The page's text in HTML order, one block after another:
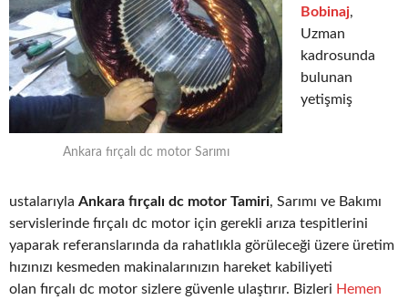
Ankara fırçalı dc motor Sarımı
Bobinaj,
Uzman
kadrosunda
bulunan
yetişmiş
ustalarıyla Ankara fırçalı dc motor Tamiri, Sarımı ve Bakımı
servislerinde fırçalı dc motor için gerekli arıza tespitlerini
yaparak referanslarında da rahatlıkla görüleceği üzere üretim
hızınızı kesmeden makinalarınızın hareket kabiliyeti
olan fırçalı dc motor sizlere güvenle ulaştırır. Bizleri Hemen